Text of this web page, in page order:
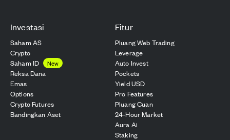
Investasi
Saham AS
Crypto
Saham ID
New
Reksa Dana
Emas
Options
Crypto Futures
Bandingkan Aset
Fitur
Pluang Web Trading
Leverage
Auto Invest
Pockets
Yield USD
Pro Features
Pluang Cuan
24-Hour Market
Aura Ai
Staking